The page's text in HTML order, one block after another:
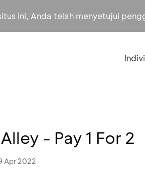
ini, Anda telah menyetujui
- Pay 1 For 2
Apr 2022